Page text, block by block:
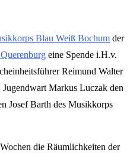
Blau Weiß Bochum der
eine Spende i.H.v.
Reimund Walter
Markus Luczak den
Josef Barth des Musikkorps
die Räumlichkeiten der